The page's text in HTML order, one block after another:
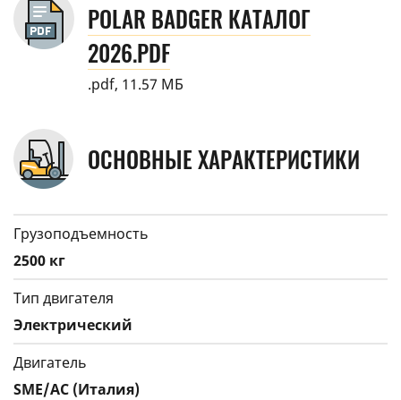
POLAR BADGER КАТАЛОГ
2026.PDF
.pdf, 11.57 МБ
ОСНОВНЫЕ ХАРАКТЕРИСТИКИ
Грузоподъемность
2500 кг
Тип двигателя
Электрический
Двигатель
SME/АС (Италия)